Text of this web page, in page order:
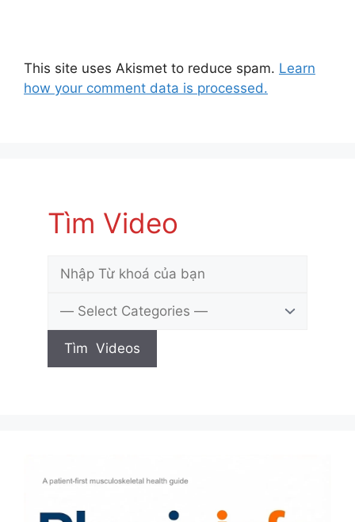
This site uses Akismet to reduce spam. Learn
how your comment data is processed.
Tìm Video